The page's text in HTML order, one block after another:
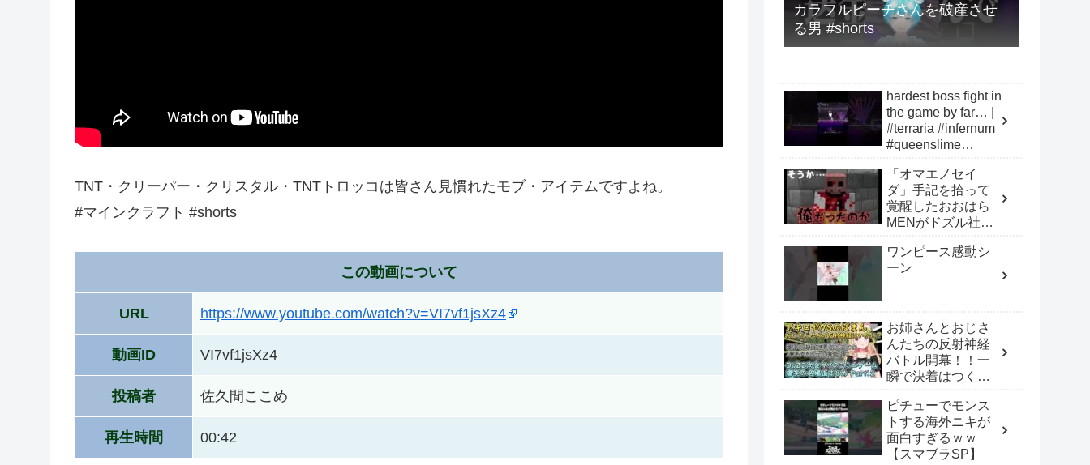
TNT・クリーパー・クリスタル・TNTトロッコは皆さん見慣れたモブ・アイテムですよね。
#マインクラフト #shorts
この動画について
URL https://www.youtube.com/watch?v=VI7vf1jsXz4
動画ID VI7vf1jsXz4
投稿者 佐久間ここめ
再生時間 00:42
カラフルピーチさんを破産させ
る男 #shorts
hardest boss fight in
the game by far… |
#terraria #infernum
#queenslime
「オマエノセイ
ダ」手記を拾って
覚醒したおおはら
MENがドズル社を
ヤバすぎるｗｗ
【ドズル切り抜
ー#マイクラ
ワンピース感動シ
ーン
お姉さんとおじさ
んたちの反射神経
バトル開幕！！一
瞬で決着はつくの
のDoZ２次会マイ
クラミニゲームま
とめ Part.２【ホ
ロライブ/アキロ
ピチューでモンス
トする海外ニキが
面白すぎるｗｗ
【スマブラSP】